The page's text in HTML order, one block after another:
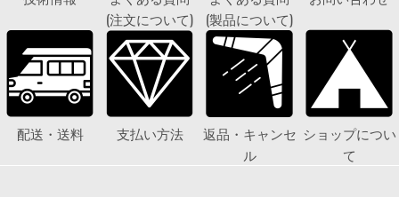
(注文について)
(製品について)
配送・送料 支払い方法
返品・キャンセ
ル
ショップについ
て